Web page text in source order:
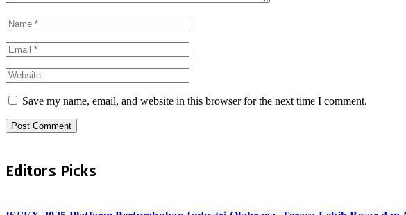
Save my name, email, and website in this browser for the next time I comment.
Editors Picks